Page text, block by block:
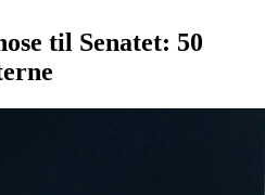
til Senatet: 50